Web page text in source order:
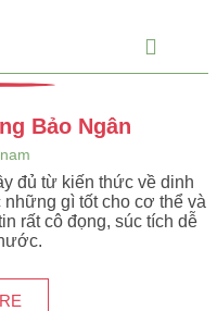
Bảo Ngân
đủ từ kiến thức về dinh
gì tốt cho cơ thể và
rất cô đọng, súc tích dễ